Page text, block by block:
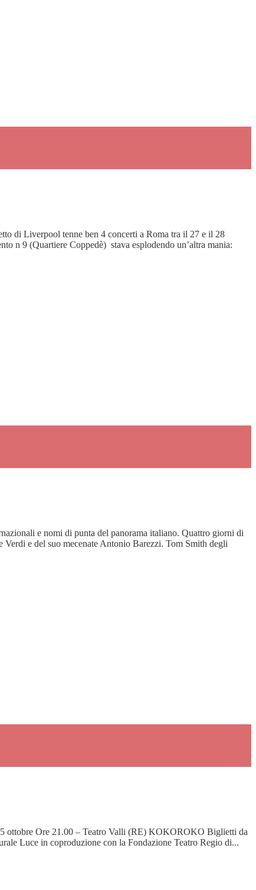
di Liverpool tenne ben 4 concerti a Roma tra il 27 e il 28
n 9 (Quartiere Coppedè) stava esplodendo un’altra mania:
e nomi di punta del panorama italiano. Quattro giorni di
Verdi e del suo mecenate Antonio Barezzi. Tom Smith degli
ottobre Ore 21.00 – Teatro Valli (RE) KOKOROKO Biglietti da
Luce in coproduzione con la Fondazione Teatro Regio di...